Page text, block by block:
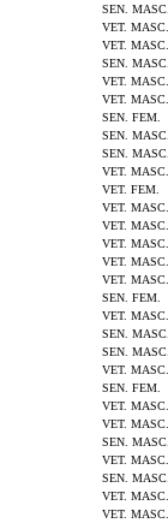
SEN. MASC.
VET. MASC.
VET. MASC.
SEN. MASC.
VET. MASC.
VET. MASC.
SEN. FEM.
SEN. MASC.
SEN. MASC.
VET. MASC.
VET. FEM.
VET. MASC.
VET. MASC.
VET. MASC.
VET. MASC.
VET. MASC.
SEN. FEM.
VET. MASC.
SEN. MASC.
SEN. MASC.
VET. MASC.
SEN. FEM.
VET. MASC.
VET. MASC.
SEN. MASC.
VET. MASC.
SEN. MASC.
VET. MASC.
VET. MASC.